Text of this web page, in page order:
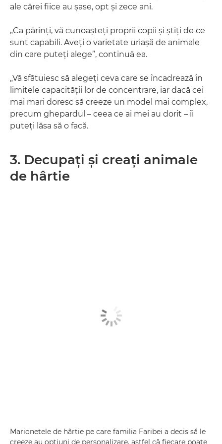
ale cărei fiice au şase, opt şi zece ani.
„Ca părinţi, vă cunoaşteţi proprii copii şi ştiţi de ce
sunt capabili. Aveţi o varietate uriaşă de animale
din care puteţi alege”, continuă ea.
„Vă sfătuiesc să alegeţi ceva care se încadrează în
limitele capacităţii lor de concentrare, iar dacă cei
mai mari doresc să creeze un model mai complex,
precum ghepardul – ceea ce ai mei au dorit – îi
puteţi lăsa să o facă.
3. Decupaţi şi creaţi animale
de hârtie
Marionetele de hârtie pe care familia Faribei a decis să le
creeze au opţiuni de personalizare, astfel că fiecare poate